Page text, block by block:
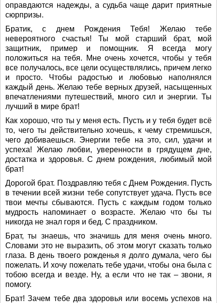
оправдаются надежды, а судьба чаще дарит приятные
сюрпризы.
Братик, с днем Рождения Тебя! Желаю тебе
невероятного счастья! Ты мой старший брат, мой
защитник, пример и помощник. Я всегда могу
положиться на тебя. Мне очень хочется, чтобы у тебя
все получалось, все цели осуществлялись, причем легко
и просто. Чтобы радостью и любовью наполнялся
каждый день. Желаю тебе верных друзей, насыщенных
впечатлениями путешествий, много сил и энергии. Ты
лучший в мире брат!
Как хорошо, что ты у меня есть. Пусть и у тебя будет всё
то, чего ты действительно хочешь, к чему стремишься,
чего добиваешься. Энергии тебе на это, сил, удачи и
успеха! Желаю любви, уверенности в грядущем дне,
достатка и здоровья. С днем рождения, любимый мой
брат!
Дорогой брат. Поздравляю тебя с Днем Рождения. Пусть
в течении всей жизни тебе сопутствует удача. Пусть все
твои мечты сбываются. Пусть с каждым годом только
мудрость напоминает о возрасте. Желаю что бы ты
никогда не знал горя и бед. С праздником.
Брат, ты знаешь, что значишь для меня очень много.
Словами это не выразить, об этом могут сказать только
глаза. В день твоего рожденья я долго думала, чего бы
пожелать. И хочу пожелать тебе удачи, чтобы она была с
тобою всегда и везде. Ну, а если что не так – звони, я
помогу.
Брат! Зачем тебе два здоровья или восемь успехов на